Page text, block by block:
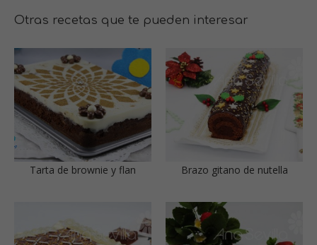
Otras recetas que te pueden interesar
Tarta de brownie y flan Brazo gitano de nutella